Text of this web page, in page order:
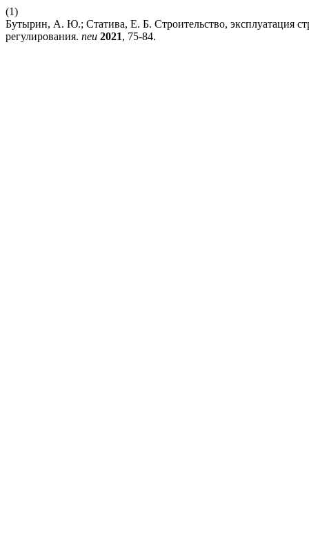
(1)
Бутырин, А. Ю.; Статива, Е. Б. Строительство, эксплуатация
регулирования. neu 2021, 75-84.